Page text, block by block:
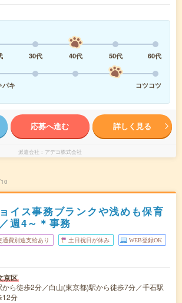
30代 40代 50代
60代
パキ
コツコツ
応募へ進む 詳しく見る
派遣会社 アデコ株式会社
イス事務ブランクや浅めも保育
週4～＊事務
通費別途支給あり 土日祝日が休み WEB登録OK
京区
から徒歩2分／白山(東京都)駅から徒歩7分／千石駅
12分